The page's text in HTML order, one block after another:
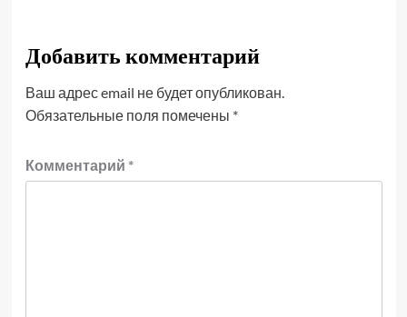
Добавить комментарий
Ваш адрес email не будет опубликован.
Обязательные поля помечены *
Комментарий *